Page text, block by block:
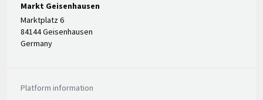
Markt Geisenhausen
Marktplatz 6
84144 Geisenhausen
Germany
Platform information